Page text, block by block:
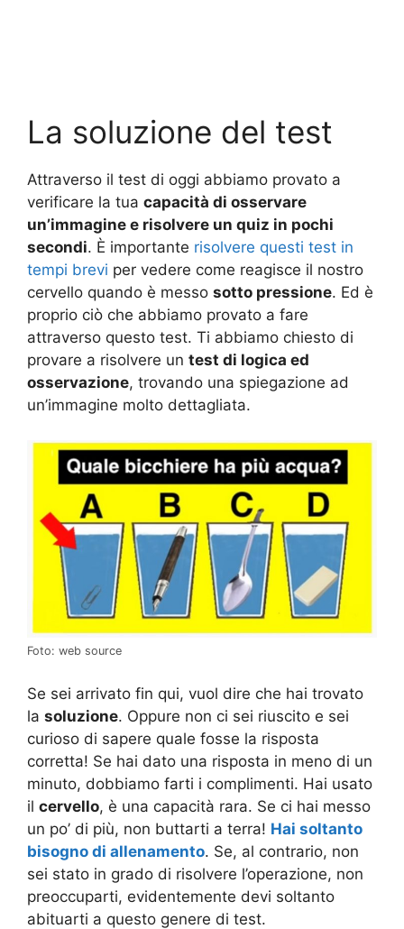
La soluzione del test
Attraverso il test di oggi abbiamo provato a
verificare la tua capacità di osservare
un’immagine e risolvere un quiz in pochi
secondi. È importante risolvere questi test in
tempi brevi per vedere come reagisce il nostro
cervello quando è messo sotto pressione. Ed è
proprio ciò che abbiamo provato a fare
attraverso questo test. Ti abbiamo chiesto di
provare a risolvere un test di logica ed
osservazione, trovando una spiegazione ad
un’immagine molto dettagliata.
Foto: web source
Se sei arrivato fin qui, vuol dire che hai trovato
la soluzione. Oppure non ci sei riuscito e sei
curioso di sapere quale fosse la risposta
corretta! Se hai dato una risposta in meno di un
minuto, dobbiamo farti i complimenti. Hai usato
il cervello, è una capacità rara. Se ci hai messo
un po’ di più, non buttarti a terra! Hai soltanto
bisogno di allenamento. Se, al contrario, non
sei stato in grado di risolvere l’operazione, non
preoccuparti, evidentemente devi soltanto
abituarti a questo genere di test.